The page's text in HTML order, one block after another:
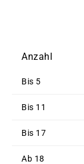
Anzahl
Bis 5
Bis 11
Bis 17
Ab 18